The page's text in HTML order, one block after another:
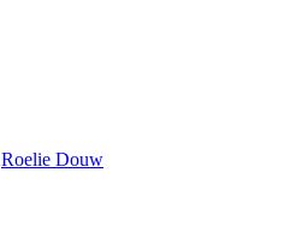
Roelie Douw